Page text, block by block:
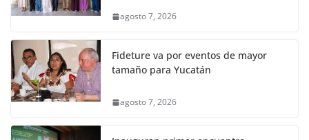
agosto 7, 2026
Fideture va por eventos de mayor
tamaño para Yucatán
agosto 7, 2026